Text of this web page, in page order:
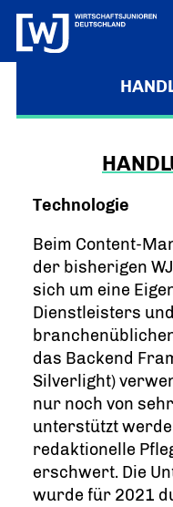
DAS ZIEL IM FOKUS BEHALTEN
NOTWENDIGKEIT DES
Vision
Vorgehen
DIE METHODIK
Rahmenbedingungen
WORAUF WIR ACHTEN
Das Team
Das Team
Taskforce
Mitmachen
Best Practices
DER WIRTSCHAFTSJUNIOREN
Logo-Creator
GANZ EINFACH ZUM LOGO!
VereinOnline Design
LAYOUT UND DOKUMENTATION
WordPress Design
HTML Design
FÜR WEBDESIGNER
Newsletter Design
FÜR CLEVERREACH
Technologie
Beim Content-
der bisherigen
sich um eine
Dienstleisters
das Backend
Silverlight)
nur noch von
unterstützt
redaktionelle
erschwert. Die
wurde für 2021